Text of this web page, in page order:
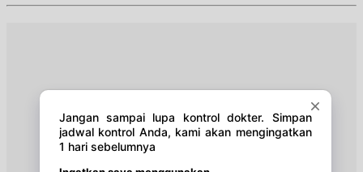
Rabu, 26/08/2026
Jam 17:00 - 19:00